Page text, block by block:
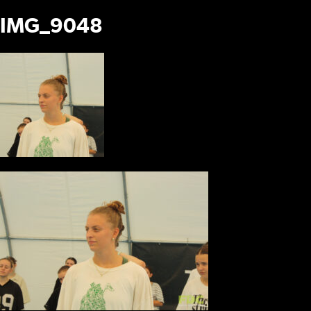
IMG_9048